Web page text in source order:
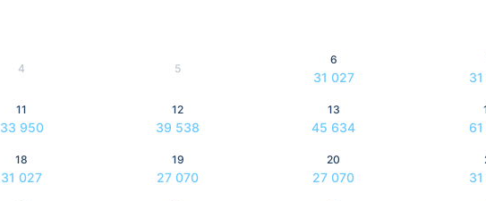
4 5
6
31 027
11
33 950
12
39 538
13
45 634
18
31 027
19
27 070
20
27 070